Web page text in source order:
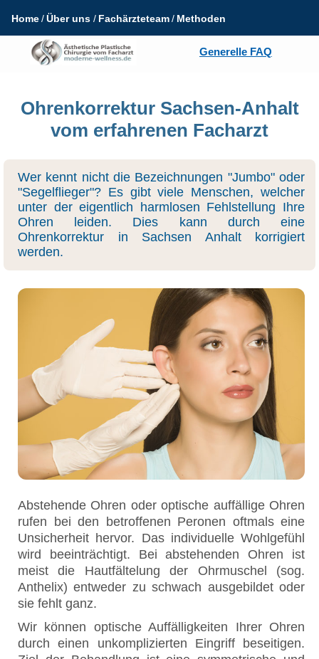
Generelle FAQ
Home Über uns Fachärzteteam Methoden
Ohrenkorrektur Sachsen-Anhalt
vom erfahrenen Facharzt
Wer kennt nicht die Bezeichnungen "Jumbo" oder
"Segelflieger"? Es gibt viele Menschen, welcher
unter der eigentlich harmlosen Fehlstellung Ihre
Ohren leiden. Dies kann durch eine
Ohrenkorrektur in Sachsen Anhalt korrigiert
werden.
Abstehende Ohren oder optische auffällige Ohren
rufen bei den betroffenen Peronen oftmals eine
Unsicherheit hervor. Das individuelle Wohlgefühl
wird beeinträchtigt. Bei abstehenden Ohren ist
meist die Hautfältelung der Ohrmuschel (sog.
Anthelix) entweder zu schwach ausgebildet oder
sie fehlt ganz.
Wir können optische Auffälligkeiten Ihrer Ohren
durch einen unkomplizierten Eingriff beseitigen.